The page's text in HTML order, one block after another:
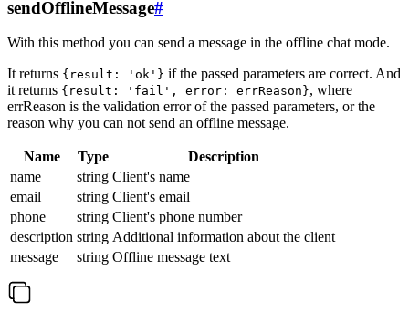
sendOfflineMessage#
With this method you can send a message in the offline chat mode.
It returns {result: 'ok'} if the passed parameters are correct. And
it returns {result: 'fail', error: errReason}, where
errReason is the validation error of the passed parameters, or the
reason why you can not send an offline message.
Name Type
Description
name
string Client's name
email
string Client's email
phone
string Client's phone number
description string Additional information about the client
message
string Offline message text